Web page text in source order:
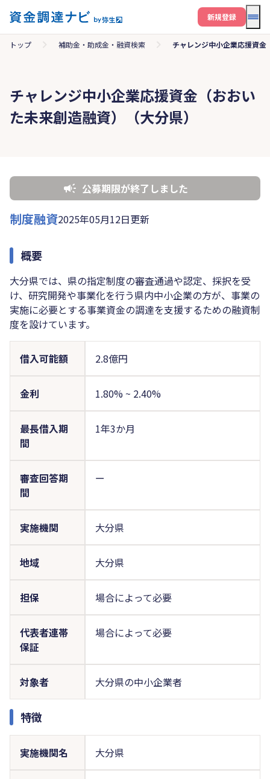
メ
新規登録
トップ 補助金・助成金・融資検索 チャレンジ中小企業応援資
チャレンジ中小企業応援資金（おおい
た未来創造融資）（大分県）
公募期限が終了しました
制度融資2025年05月12日更新
概要
大分県では、県の指定制度の審査通過や認定、採択を受
け、研究開発や事業化を行う県内中小企業の方が、事業の
実施に必要とする事業資金の調達を支援するための融資制
度を設けています。
借入可能額 2.8億円
金利 1.80% ~ 2.40%
最長借入期
間
1年3か月
審査回答期
間
ー
実施機関 大分県
地域 大分県
担保 場合によって必要
代表者連帯
保証
場合によって必要
対象者 大分県の中小企業者
特徴
実施機関名 大分県